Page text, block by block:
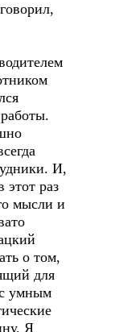
И,
этот раз
мысли и
о том,
для
умным
Я